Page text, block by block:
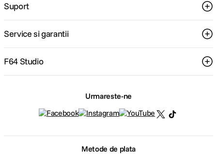
Suport
Service si garantii
F64 Studio
Urmareste-ne
Metode de plata